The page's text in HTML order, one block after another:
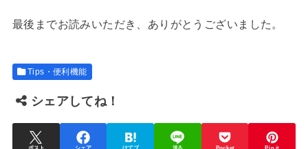
最後までお読みいただき、ありがとうございました。
Tips・便利機能
シェアしてね！